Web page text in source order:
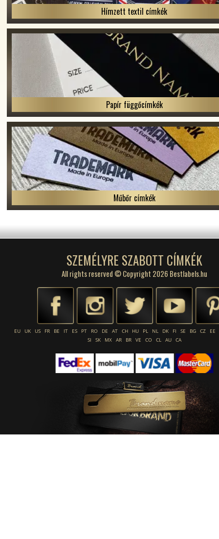
Hímzett textil címkék
Papír függőcímkék
Műbőr címkék
SZEMÉLYRE SZABOTT CÍMKÉK
All rights reserved © Copyright 2026 Bestlabels.hu
EU UK US FR BE IT ES PT RO DE AT CH HU PL NL DK FI SE BG CZ
EE
SI
SK MX AR BR VE CO CL AU CA